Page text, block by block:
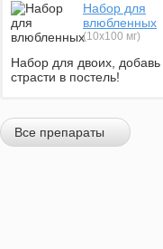
Набор для
влюбленных
(10х100 мг)
Набор для двоих, добавь
страсти в постель!
Все препараты